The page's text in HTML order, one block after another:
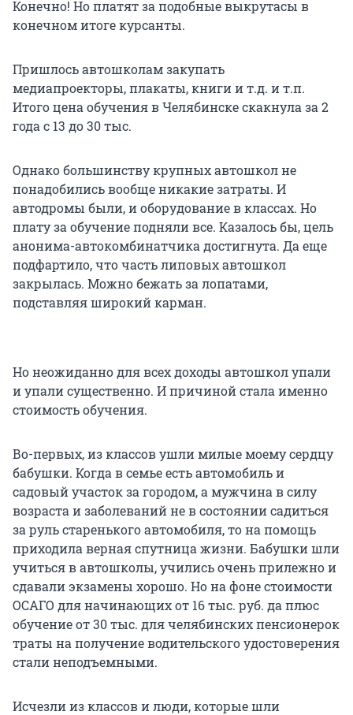
Конечно! Но платят за подобные выкрутасы в
конечном итоге курсанты.
Пришлось автошколам закупать
медиапроекторы, плакаты, книги и т.д. и т.п.
Итого цена обучения в Челябинске скакнула за 2
года с 13 до 30 тыс.
Однако большинству крупных автошкол не
понадобились вообще никакие затраты. И
автодромы были, и оборудование в классах. Но
плату за обучение подняли все. Казалось бы, цель
анонима-автокомбинатчика достигнута. Да еще
подфартило, что часть липовых автошкол
закрылась. Можно бежать за лопатами,
подставляя широкий карман.
Но неожиданно для всех доходы автошкол упали
и упали существенно. И причиной стала именно
стоимость обучения.
Во-первых, из классов ушли милые моему сердцу
бабушки. Когда в семье есть автомобиль и
садовый участок за городом, а мужчина в силу
возраста и заболеваний не в состоянии садиться
за руль старенького автомобиля, то на помощь
приходила верная спутница жизни. Бабушки шли
учиться в автошколы, учились очень прилежно и
сдавали экзамены хорошо. Но на фоне стоимости
ОСАГО для начинающих от 16 тыс. руб. да плюс
обучение от 30 тыс. для челябинских пенсионерок
траты на получение водительского удостоверения
стали неподъемными.
Исчезли из классов и люди, которые шли